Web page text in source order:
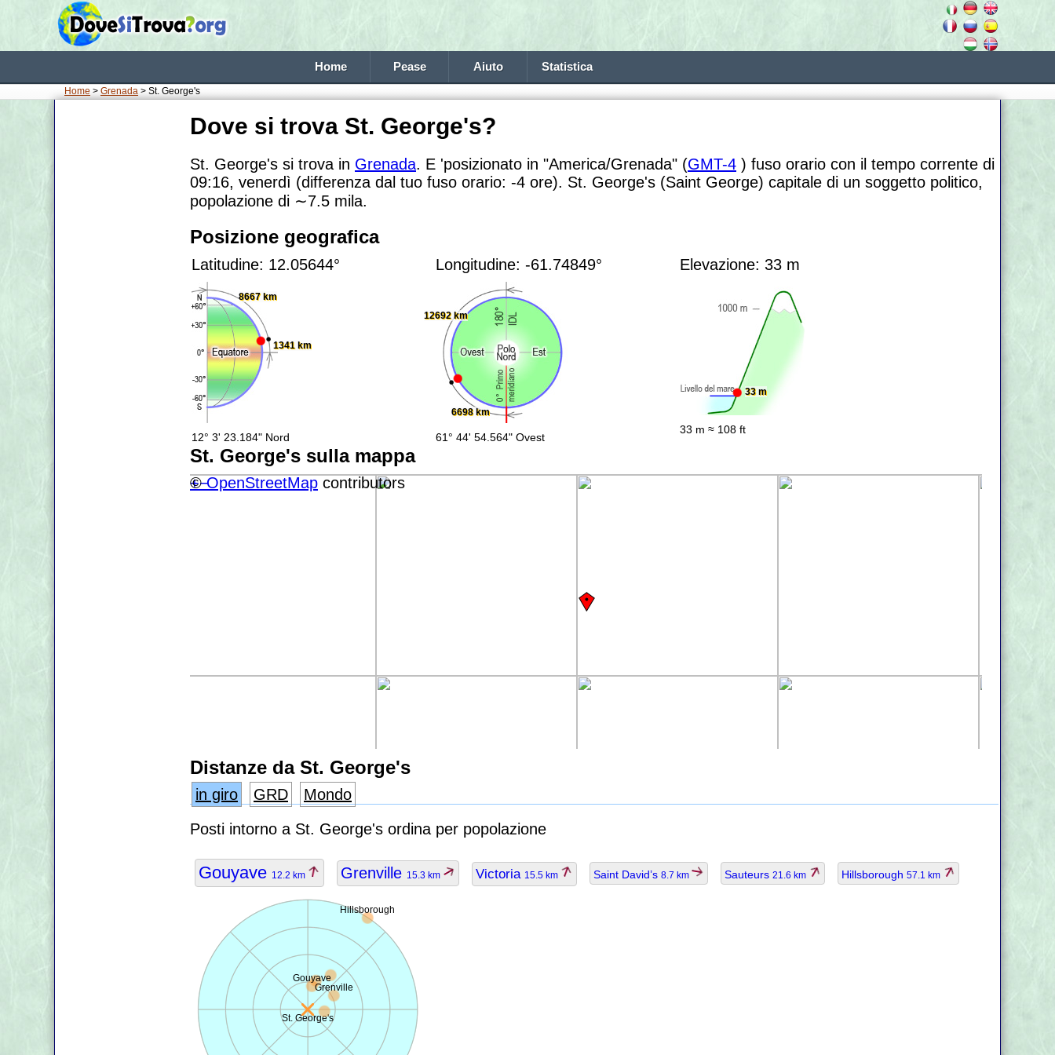
Home Pease Aiuto Statistica
Home > Grenada > St. George's
Dove si trova St. George's?
St. George's si trova in Grenada. E 'posizionato in "America/Grenada" (GMT-4 ) fuso orario con il tempo corrente di
09:16, venerdì (differenza dal tuo fuso orario: -4 ore). St. George's (Saint George) capitale di un soggetto politico,
popolazione di ∼7.5 mila.
Posizione geografica
Latitudine: 12.05644°
8667 km
1341 km
12° 3' 23.184" Nord
Longitudine: -61.74849°
6698 km
12692 km
61° 44' 54.564" Ovest
Elevazione: 33 m
33 m
33 m ≈ 108 ft
St. George's sulla mappa
+−
©OpenStreetMap contributors
Distanze da St. George's
in giro GRD
Mondo
Posti intorno a St. George's ordina per popolazione
Gouyave 12.2 km Grenville 15.3 km Victoria 15.5 km Saint David’s 8.7 km Sauteurs 21.6 km Hillsborough 57.1 km
St. George's
Gouyave
Grenville
Hillsborough